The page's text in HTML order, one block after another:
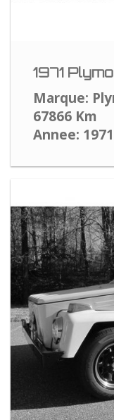
1971
Marque:
67866 Km
Annee: 1971